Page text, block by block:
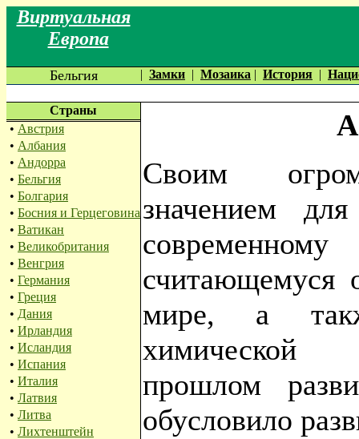
Виртуальная
Европа
Бельгия | Замки | Мозаика | История |
Страны
• Австрия
• Албания
• Андорра
• Бельгия
• Болгария
• Босния и Герцеговина
• Ватикан
• Великобритания
• Венгрия
• Германия
• Греция
• Дания
• Ирландия
• Исландия
• Испания
• Италия
• Латвия
• Литва
• Лихтенштейн
Своим
значением
считающемуся
мире, а
химической
прошлом
обусловило